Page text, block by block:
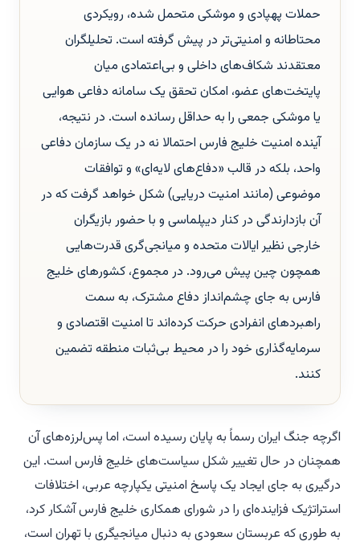
حملات پهپادی و موشکی متحمل شده، رویکردی
محتاطانه و امنیتی‌تر در پیش گرفته است. تحلیلگران
معتقدند شکاف‌های داخلی و بی‌اعتمادی میان
پایتخت‌های عضو، امکان تحقق یک سامانه دفاعی هوایی
یا موشکی جمعی را به حداقل رسانده است. در نتیجه،
آینده امنیت خلیج فارس احتمالا نه در یک سازمان دفاعی
واحد، بلکه در قالب «دفاع‌های لایه‌ای» و توافقات
موضوعی (مانند امنیت دریایی) شکل خواهد گرفت که در
آن بازدارندگی در کنار دیپلماسی و با حضور بازیگران
خارجی نظیر ایالات متحده و میانجی‌گری قدرت‌هایی
همچون چین پیش می‌رود. در مجموع، کشورهای خلیج
فارس به جای چشم‌انداز دفاع مشترک، به سمت
راهبردهای انفرادی حرکت کرده‌اند تا امنیت اقتصادی و
سرمایه‌گذاری خود را در محیط بی‌ثبات منطقه تضمین
کنند.
اگرچه جنگ ایران رسماً به پایان رسیده است، اما پس‌لرزه‌های آن
همچنان در حال تغییر شکل سیاست‌های خلیج فارس است. این
درگیری به جای ایجاد یک پاسخ امنیتی یکپارچه عربی، اختلافات
استراتژیک فزاینده‌ای را در شورای همکاری خلیج فارس آشکار کرد،
به طوری که عربستان سعودی به دنبال میانجیگری با تهران است،